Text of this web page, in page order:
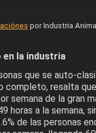
por Industria
en la industria
que se auto-
completo, resalta
semana de la gran
horas a la semana,
de las personas